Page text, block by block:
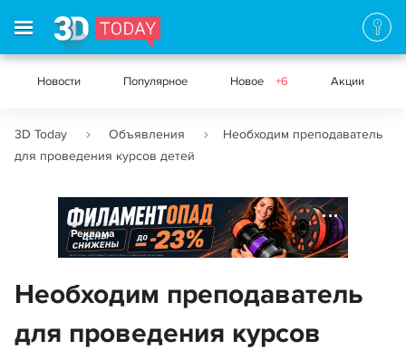
Новости Популярное Новое +6 Акции
3D Today Объявления
Необходим преподаватель
для проведения курсов детей
Реклама
Необходим преподаватель
для проведения курсов